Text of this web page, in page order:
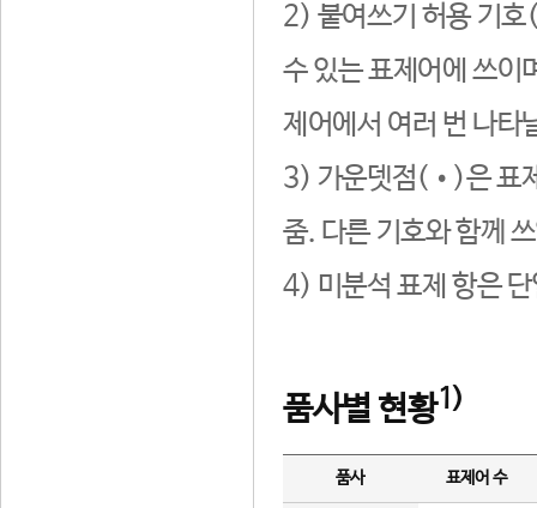
2) 붙여쓰기 허용 기호
수 있는 표제어에 쓰이
제어에서 여러 번 나타
3) 가운뎃점(•)은 표
줌. 다른 기호와 함께
4) 미분석 표제 항은
품사별 현황1)
품사 표제어 수